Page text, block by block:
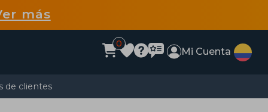
más
0
Mi Cuenta
de clientes